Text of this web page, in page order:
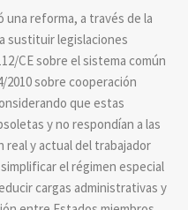
una reforma, a través de la
sustituir legislaciones
CE sobre el sistema común
2010 sobre cooperación
que estas
y no respondían a las
real y actual del trabajador
el régimen especial
cargas administrativas y